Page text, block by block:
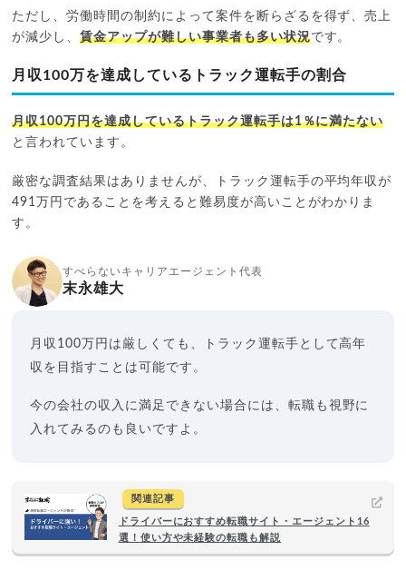
ただし、労働時間の制約によって案件を断らざるを得ず、売上
が減少し、賃金アップが難しい事業者も多い状況です。
月収100万を達成しているトラック運転手の割合
月収100万円を達成しているトラック運転手は1％に満たない
と言われています。
厳密な調査結果はありませんが、トラック運転手の平均年収が
491万円であることを考えると難易度が高いことがわかりま
す。
すべらないキャリアエージェント代表
末永雄大
月収100万円は厳しくても、トラック運転手として高年
収を目指すことは可能です。
今の会社の収入に満足できない場合には、転職も視野に
入れてみるのも良いですよ。
関連記事
ドライバーにおすすめ転職サイト・エージェント16
選！使い方や未経験の転職も解説